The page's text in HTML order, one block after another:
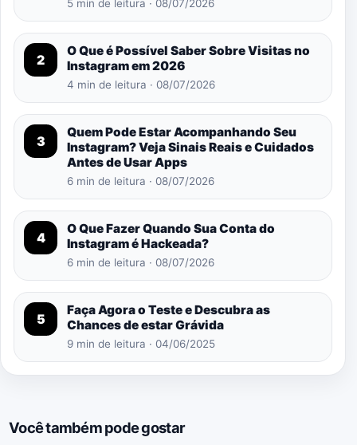
5 min de leitura · 08/07/2026
2
O Que é Possível Saber Sobre Visitas no
Instagram em 2026
4 min de leitura · 08/07/2026
3
Quem Pode Estar Acompanhando Seu
Instagram? Veja Sinais Reais e Cuidados
Antes de Usar Apps
6 min de leitura · 08/07/2026
4
O Que Fazer Quando Sua Conta do
Instagram é Hackeada?
6 min de leitura · 08/07/2026
5
Faça Agora o Teste e Descubra as
Chances de estar Grávida
9 min de leitura · 04/06/2025
Você também pode gostar